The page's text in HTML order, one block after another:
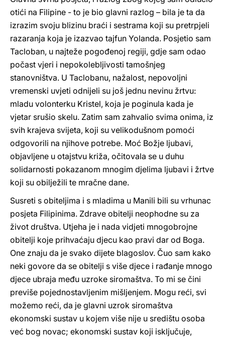
otići na Filipine - to je bio glavni razlog – bila je ta da
izrazim svoju blizinu braći i sestrama koji su pretrpjeli
razaranja koja je izazvao tajfun Yolanda. Posjetio sam
Tacloban, u najteže pogođenoj regiji, gdje sam odao
počast vjeri i nepokolebljivosti tamošnjeg
stanovništva. U Taclobanu, nažalost, nepovoljni
vremenski uvjeti odnijeli su još jednu nevinu žrtvu:
mladu volonterku Kristel, koja je poginula kada je
vjetar srušio skelu. Zatim sam zahvalio svima onima, iz
svih krajeva svijeta, koji su velikodušnom pomoći
odgovorili na njihove potrebe. Moć Božje ljubavi,
objavljene u otajstvu križa, očitovala se u duhu
solidarnosti pokazanom mnogim djelima ljubavi i žrtve
koji su obilježili te mračne dane.
Susreti s obiteljima i s mladima u Manili bili su vrhunac
posjeta Filipinima. Zdrave obitelji neophodne su za
život društva. Utjeha je i nada vidjeti mnogobrojne
obitelji koje prihvaćaju djecu kao pravi dar od Boga.
One znaju da je svako dijete blagoslov. Čuo sam kako
neki govore da se obitelji s više djece i rađanje mnogo
djece ubraja među uzroke siromaštva. To mi se čini
previše pojednostavljenim mišljenjem. Mogu reći, svi
možemo reći, da je glavni uzrok siromaštva
ekonomski sustav u kojem više nije u središtu osoba
već bog novac; ekonomski sustav koji isključuje,